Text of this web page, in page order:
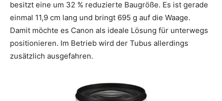
besitzt eine um 32 % reduzierte Baugröße. Es ist gerade
einmal 11,9 cm lang und bringt 695 g auf die Waage.
Damit möchte es Canon als ideale Lösung für unterwegs
positionieren. Im Betrieb wird der Tubus allerdings
zusätzlich ausgefahren.